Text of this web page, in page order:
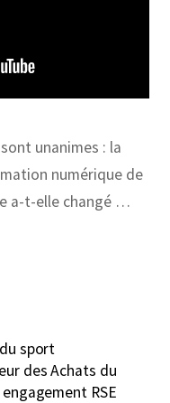
unanimes : la
numérique de
a-t-elle changé …
sport
des Achats du
RSE